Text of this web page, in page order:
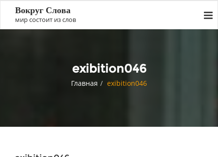
Вокруг Слова
мир состоит из слов
exibition046
Главная exibition046